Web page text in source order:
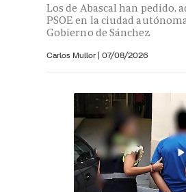
Los de Abascal han pedido,
PSOE en la ciudad
Gobierno de Sánchez
Carlos Mullor | 07/08/2026